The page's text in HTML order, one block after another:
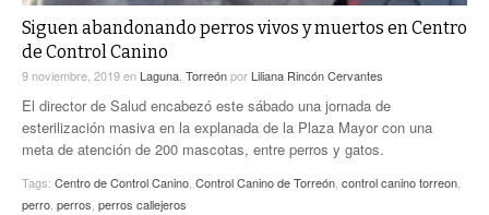
Siguen abandonando perros vivos y muertos en Centro
de Control Canino
9 noviembre, 2019en Laguna, Torreónpor Liliana Rincón Cervantes
El director de Salud encabezó este sábado una jornada de
esterilización masiva en la explanada de la Plaza Mayor con una
meta de atención de 200 mascotas, entre perros y gatos.
Tags: Centro de Control Canino, Control Canino de Torreón, control canino torreon,
perro, perros, perros callejeros